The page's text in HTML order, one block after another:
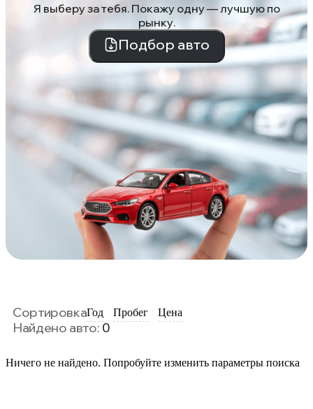
Я выберу за тебя. Покажу одну — лучшую по
рынку.
Подбор авто
СортировкаГод Пробег Цена
Найдено авто: 0
Ничего не найдено. Попробуйте изменить параметры поиска